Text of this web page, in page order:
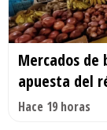
Mercados de
apuesta del
Hace 19 horas